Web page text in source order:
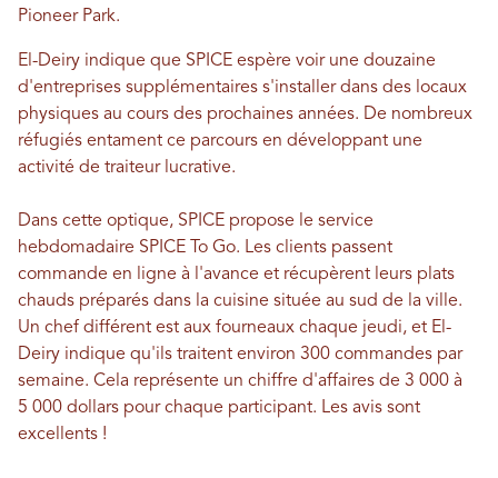
Pioneer Park.
El-Deiry indique que SPICE espère voir une douzaine
d'entreprises supplémentaires s'installer dans des locaux
physiques au cours des prochaines années. De nombreux
réfugiés entament ce parcours en développant une
activité de traiteur lucrative.
Dans cette optique, SPICE propose le service
hebdomadaire SPICE To Go. Les clients passent
commande en ligne à l'avance et récupèrent leurs plats
chauds préparés dans la cuisine située au sud de la ville.
Un chef différent est aux fourneaux chaque jeudi, et El-
Deiry indique qu'ils traitent environ 300 commandes par
semaine. Cela représente un chiffre d'affaires de 3 000 à
5 000 dollars pour chaque participant. Les avis sont
excellents !